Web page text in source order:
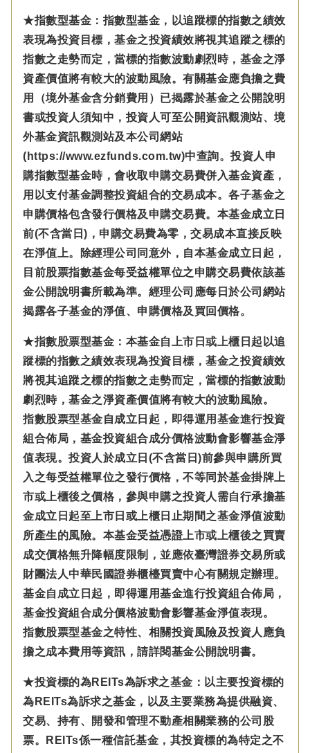
★指數型基金：指數型基金，以追蹤標的指數之績效
表現為投資目標，基金之投資績效將視其追蹤之標的
指數之走勢而定，當標的指數波動劇烈時，基金之淨
資產價值將有較大的波動風險。有關基金應負擔之費
用（境外基金含分銷費用）已揭露於基金之公開說明
書或投資人須知中，投資人可至公開資訊觀測站、境
外基金資訊觀測站及本公司網站
(https://www.ezfunds.com.tw)中查詢。投資人申
購指數型基金時，會收取申購交易費併入基金資產，
用以支付基金調整投資組合的交易成本。各子基金之
申購價格包含發行價格及申購交易費。本基金成立日
前(不含當日)，申購交易費為零，交易成本直接反映
在淨值上。除經理公司同意外，自本基金成立日起，
目前股票指數基金每受益權單位之申購交易費依該基
金公開說明書所載為準。經理公司應每日於公司網站
揭露各子基金的淨值、申購價格及買回價格。
★指數股票型基金：本基金自上市日或上櫃日起以追
蹤標的指數之績效表現為投資目標，基金之投資績效
將視其追蹤之標的指數之走勢而定，當標的指數波動
劇烈時，基金之淨資產價值將有較大的波動風險。
指數股票型基金自成立日起，即得運用基金進行投資
組合佈局，基金投資組合成分價格波動會影響基金淨
值表現。投資人於成立日(不含當日)前參與申購所買
入之每受益權單位之發行價格，不等同於基金掛牌上
市或上櫃後之價格，參與申購之投資人需自行承擔基
金成立日起至上市日或上櫃日止期間之基金淨值波動
所產生的風險。本基金受益憑證上市或上櫃後之買賣
成交價格無升降幅度限制，並應依臺灣證券交易所或
財團法人中華民國證券櫃檯買賣中心有關規定辦理。
基金自成立日起，即得運用基金進行投資組合佈局，
基金投資組合成分價格波動會影響基金淨值表現。
指數股票型基金之特性、相關投資風險及投資人應負
擔之成本費用等資訊，請詳閱基金公開說明書。
★投資標的為REITs為訴求之基金：以主要投資標的
為REITs為訴求之基金，以及主要業務為提供融資、
交易、持有、開發和管理不動產相關業務的公司股
票。REITs係一種信託基金，其投資標的為特定之不